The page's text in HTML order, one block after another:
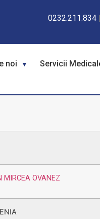
0232.211.834 |
noi Servicii
MIRCEA OVANEZ